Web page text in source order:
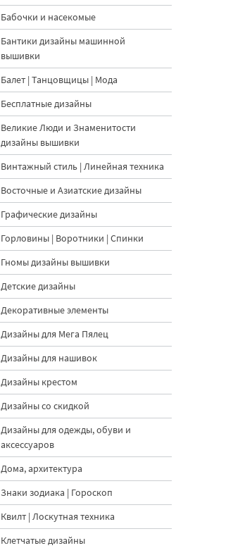
Бабочки и насекомые
Бантики дизайны машинной
вышивки
Балет | Танцовщицы | Мода
Бесплатные дизайны
Великие Люди и Знаменитости
дизайны вышивки
Винтажный стиль | Линейная техника
Восточные и Азиатские дизайны
Графические дизайны
Горловины | Воротники | Спинки
Гномы дизайны вышивки
Детские дизайны
Декоративные элементы
Дизайны для Мега Пялец
Дизайны для нашивок
Дизайны крестом
Дизайны со скидкой
Дизайны для одежды, обуви и
аксессуаров
Дома, архитектура
Знаки зодиака | Гороскоп
Квилт | Лоскутная техника
Клетчатые дизайны